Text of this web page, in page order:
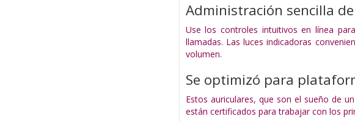
Administración sencilla
Use los controles intuitivos en línea
llamadas. Las luces indicadoras
volumen.
Se optimizó para
Estos auriculares, que son el sueño de
están certificados para trabajar con los